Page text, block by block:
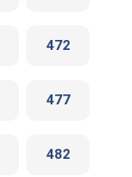
472
477
482